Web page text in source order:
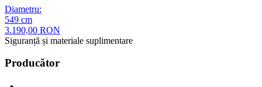
Diametru:
549 cm
3.190,00 RON
Siguranță și materiale suplimentare
Producător